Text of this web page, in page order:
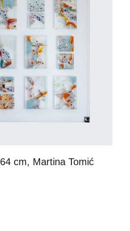
cm, Martina Tomić